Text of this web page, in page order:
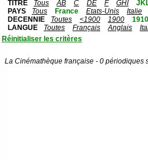
TITRE
Tous AB C DE F GHI
PAYS
Tous France Etats-Unis Italie
DECENNIE
Toutes <1900 1900 1910
LANGUE
Toutes Français Anglais
Réinitialiser les critères
La Cinémathèque française - 0 périodiques